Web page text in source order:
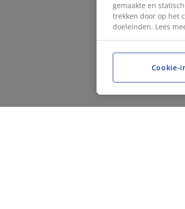
gemaakte en
trekken door op het
doeleinden. Lees
Cookie-